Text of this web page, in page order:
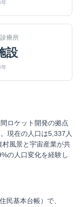
療所
設
ロケット開発の拠点
現在の人口は5,337人
村風景と宇宙産業が共
の人口変化を経験し
民基本台帳）で、